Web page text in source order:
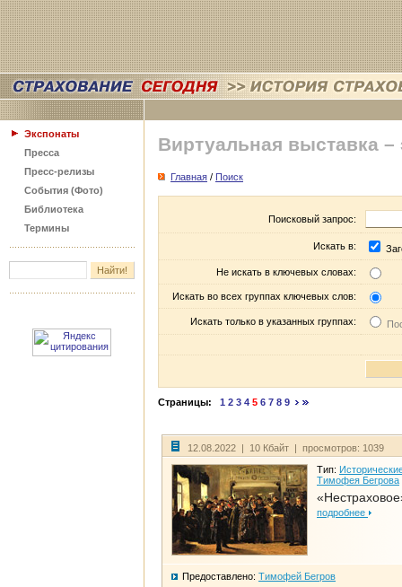
Экспонаты
Пресса
Пресс-релизы
События (Фото)
Библиотека
Термины
Виртуальная выставка –
Главная / Поиск
Поисковый запрос:
Искать в:
Не искать в ключевых словах:
Искать во всех группах ключевых слов:
Искать только в указанных группах:
Страницы: 1 2 3 4 5 6 7 8 9
12.08.2022 | 10 Кбайт | просмотров: 1039
Тип:
Тимофея Бегрова
подробнее
Предоставлено: Тимофей Бегров